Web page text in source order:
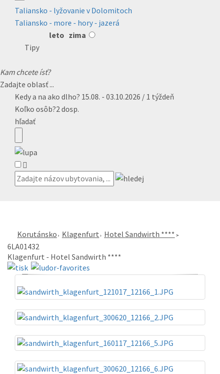
Taliansko - lyžovanie v Dolomitoch
Taliansko - more - hory - jazerá
leto zima
Tipy
Kam chcete ísť?
Zadajte oblasť ...
Kedy a na ako dlho? 15.08. - 03.10.2026 / 1 týždeň
Koľko osôb?2 dosp.
hľadať
Korutánsko Klagenfurt Hotel Sandwirth ****
6LA01432
Klagenfurt - Hotel Sandwirth ****